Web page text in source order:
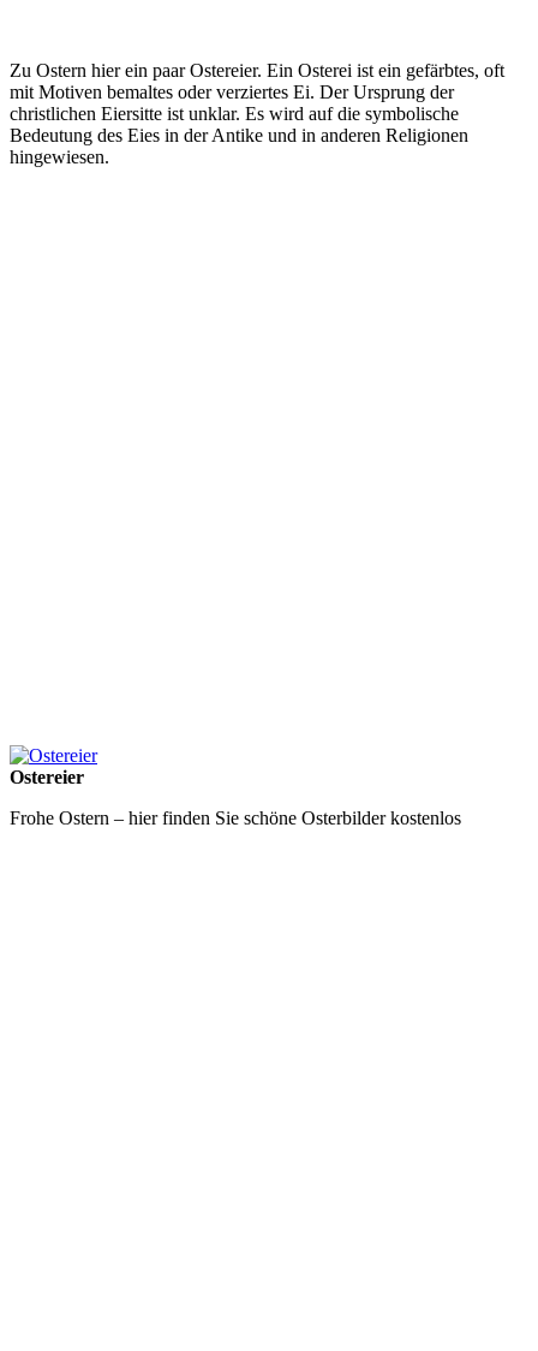
Zu Ostern hier ein paar Ostereier. Ein Osterei ist ein gefärbtes, oft
mit Motiven bemaltes oder verziertes Ei. Der Ursprung der
christlichen Eiersitte ist unklar. Es wird auf die symbolische
Bedeutung des Eies in der Antike und in anderen Religionen
hingewiesen.
Ostereier
Frohe Ostern – hier finden Sie schöne Osterbilder kostenlos